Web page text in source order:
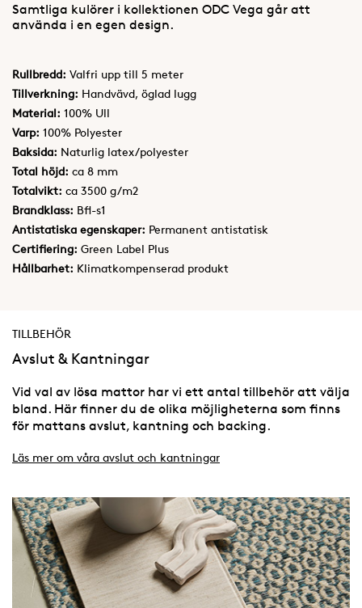
Samtliga kulörer i kollektionen ODC Vega går att
använda i en egen design.
Rullbredd: Valfri upp till 5 meter
Tillverkning: Handvävd, öglad lugg
Material: 100% Ull
Varp: 100% Polyester
Baksida: Naturlig latex/polyester
Total höjd: ca 8 mm
Totalvikt: ca 3500 g/m2
Brandklass: Bfl-s1
Antistatiska egenskaper: Permanent antistatisk
Certifiering: Green Label Plus
Hållbarhet: Klimatkompenserad produkt
TILLBEHÖR
Avslut & Kantningar
Vid val av lösa mattor har vi ett antal tillbehör att välja
bland. Här finner du de olika möjligheterna som finns
för mattans avslut, kantning och backing.
Läs mer om våra avslut och kantningar